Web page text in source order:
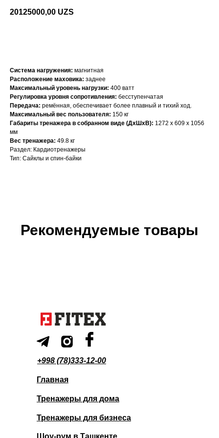
20125000,00 UZS
Система нагружения: магнитная
Расположение маховика: заднее
Максимальный уровень нагрузки: 400 ватт
Регулировка уровня сопротивления: бесступенчатая
Передача: ремённая, обеспечивает более плавный и тихий ход.
Максимальный вес пользователя: 150 кг
Габариты тренажера в собранном виде (ДxШxВ): 1272 х 609 х 1056
мм
Вес тренажера: 49.8 кг
Раздел: Кардиотренажеры
Тип: Сайклы и спин-байки
Рекомендуемые товары
+998 (78)333-12-00
Главная
Тренажеры для дома
Тренажеры для бизнеса